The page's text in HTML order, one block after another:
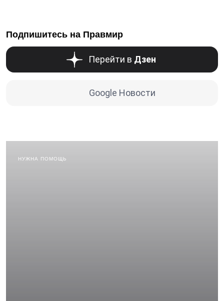
Подпишитесь на Правмир
Перейти в Дзен
Google Новости
НУЖНА ПОМОЩЬ